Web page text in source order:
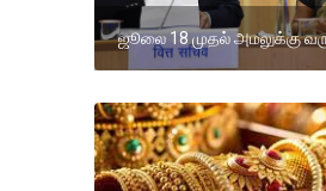
ஜூலை 18 முதல் அமலுக்கு